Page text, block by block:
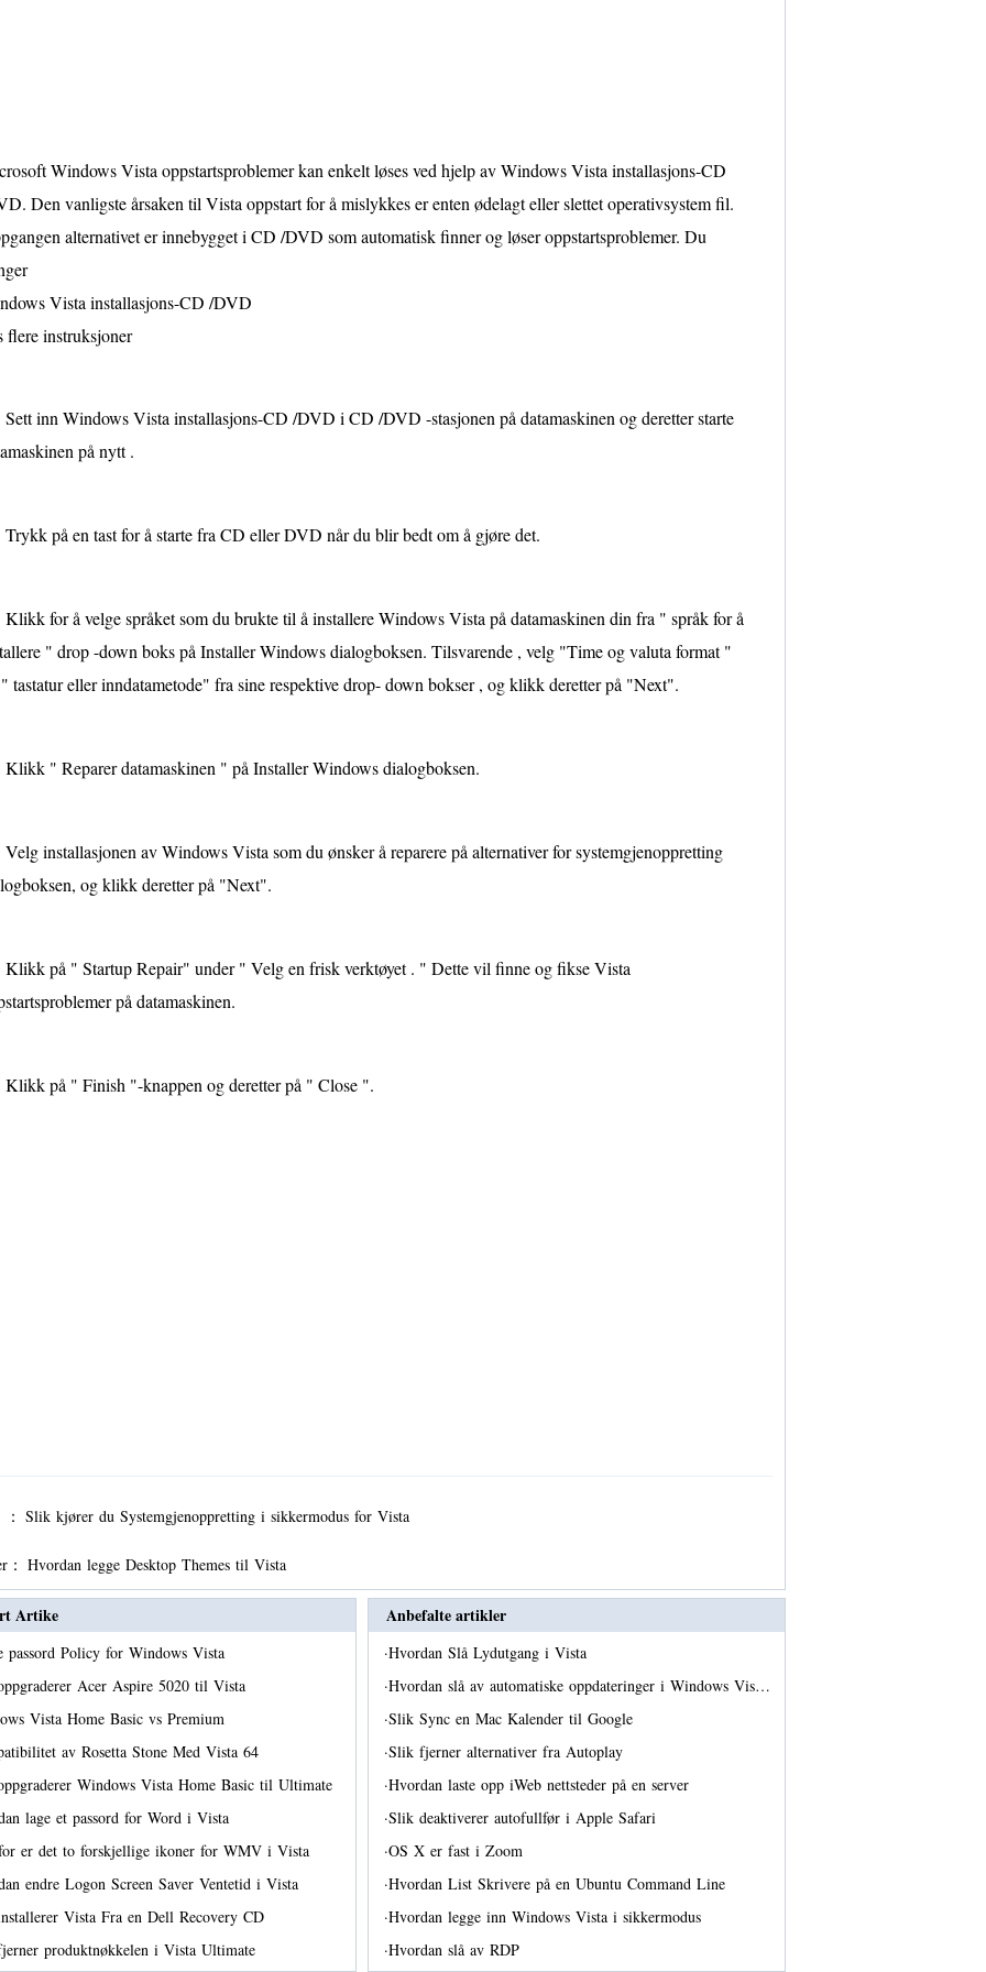
Windows Vista oppstartsproblemer kan enkelt løses ved hjelp av Windows Vista installasjons-CD
Den vanligste årsaken til Vista oppstart for å mislykkes er enten ødelagt eller slettet operativsystem fil.
alternativet er innebygget i CD /DVD som automatisk finner og løser oppstartsproblemer. Du
Vista installasjons-CD /DVD
flere instruksjoner
Sett inn Windows Vista installasjons-CD /DVD i CD /DVD -stasjonen på datamaskinen og deretter starte
på nytt .
Trykk på en tast for å starte fra CD eller DVD når du blir bedt om å gjøre det.
Klikk for å velge språket som du brukte til å installere Windows Vista på datamaskinen din fra " språk for å
" drop -down boks på Installer Windows dialogboksen. Tilsvarende , velg "Time og valuta format "
tastatur eller inndatametode" fra sine respektive drop- down bokser , og klikk deretter på "Next".
Klikk " Reparer datamaskinen " på Installer Windows dialogboksen.
Velg installasjonen av Windows Vista som du ønsker å reparere på alternativer for systemgjenoppretting
og klikk deretter på "Next".
Klikk på " Startup Repair" under " Velg en frisk verktøyet . " Dette vil finne og fikse Vista
på datamaskinen.
Klikk på " Finish "-knappen og deretter på " Close ".
Slik kjører du Systemgjenoppretting i sikkermodus for Vista
Hvordan legge Desktop Themes til Vista
Artike
passord Policy for Windows Vista
Acer Aspire 5020 til Vista
Vista Home Basic vs Premium
av Rosetta Stone Med Vista 64
Windows Vista Home Basic til Ultimate
lage et passord for Word i Vista
er det to forskjellige ikoner for WMV i Vista
endre Logon Screen Saver Ventetid i Vista
Vista Fra en Dell Recovery CD
produktnøkkelen i Vista Ultimate
Anbefalte artikler
·Hvordan Slå Lydutgang i Vista
·Hvordan slå av automatiske oppdateringer i Windows Vis…
·Slik Sync en Mac Kalender til Google
·Slik fjerner alternativer fra Autoplay
·Hvordan laste opp iWeb nettsteder på en server
·Slik deaktiverer autofullfør i Apple Safari
·OS X er fast i Zoom
·Hvordan List Skrivere på en Ubuntu Command Line
·Hvordan legge inn Windows Vista i sikkermodus
·Hvordan slå av RDP